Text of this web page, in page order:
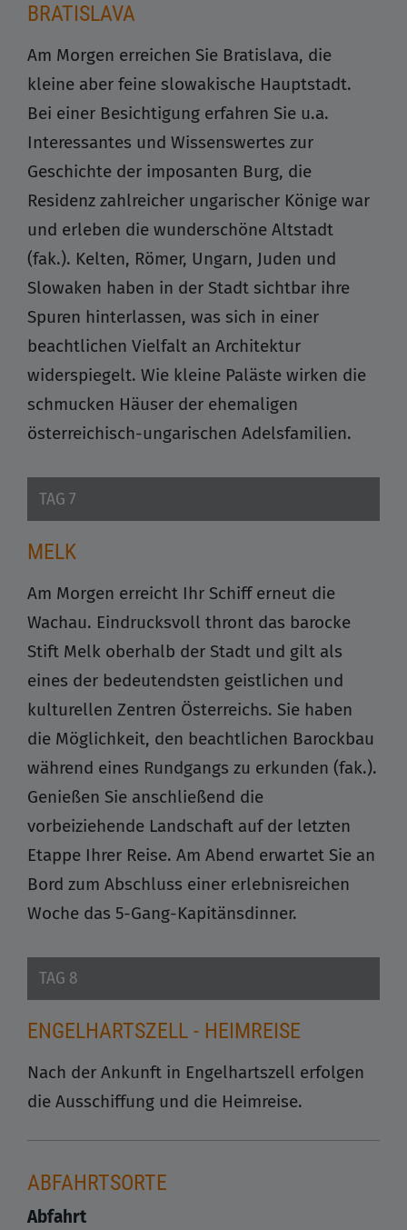
BRATISLAVA
Am Morgen erreichen Sie Bratislava, die
kleine aber feine slowakische Hauptstadt.
Bei einer Besichtigung erfahren Sie u.a.
Interessantes und Wissenswertes zur
Geschichte der imposanten Burg, die
Residenz zahlreicher ungarischer Könige war
und erleben die wunderschöne Altstadt
(fak.). Kelten, Römer, Ungarn, Juden und
Slowaken haben in der Stadt sichtbar ihre
Spuren hinterlassen, was sich in einer
beachtlichen Vielfalt an Architektur
widerspiegelt. Wie kleine Paläste wirken die
schmucken Häuser der ehemaligen
österreichisch-ungarischen Adelsfamilien.
TAG 7
MELK
Am Morgen erreicht Ihr Schiff erneut die
Wachau. Eindrucksvoll thront das barocke
Stift Melk oberhalb der Stadt und gilt als
eines der bedeutendsten geistlichen und
kulturellen Zentren Österreichs. Sie haben
die Möglichkeit, den beachtlichen Barockbau
während eines Rundgangs zu erkunden (fak.).
Genießen Sie anschließend die
vorbeiziehende Landschaft auf der letzten
Etappe Ihrer Reise. Am Abend erwartet Sie an
Bord zum Abschluss einer erlebnisreichen
Woche das 5-Gang-Kapitänsdinner.
TAG 8
ENGELHARTSZELL - HEIMREISE
Nach der Ankunft in Engelhartszell erfolgen
die Ausschiffung und die Heimreise.
ABFAHRTSORTE
Abfahrt